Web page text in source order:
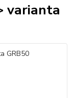
varianta